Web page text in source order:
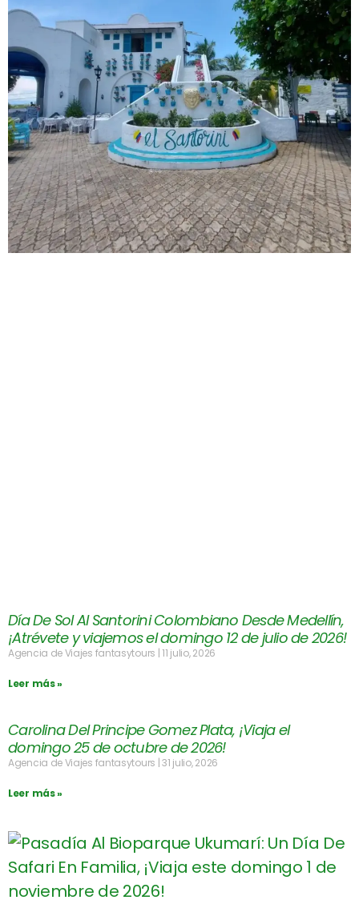
Día De Sol Al Santorini Colombiano Desde Medellín,
¡Atrévete y viajemos el domingo 12 de julio de 2026!
Agencia de Viajes fantasytours 11 julio, 2026
Leer más »
Carolina Del Principe Gomez Plata, ¡Viaja el
domingo 25 de octubre de 2026!
Agencia de Viajes fantasytours 31 julio, 2026
Leer más »